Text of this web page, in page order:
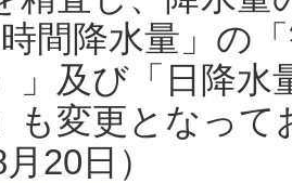
時間降水量」の
」及び「日降
も変更となっ
20日）